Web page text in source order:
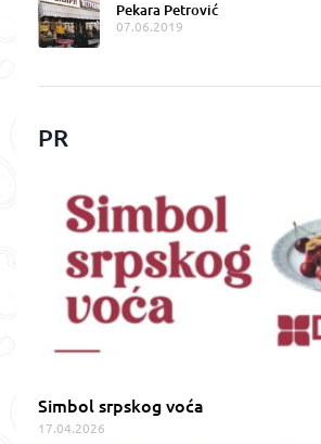
Pekara Petrović
07.06.2019
PR
Simbol srpskog voća
17.04.2026